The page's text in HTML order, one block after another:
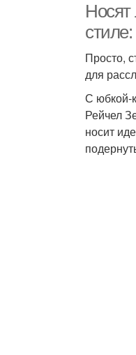
Просто,
для
С юбкой-
Рейчел
носит